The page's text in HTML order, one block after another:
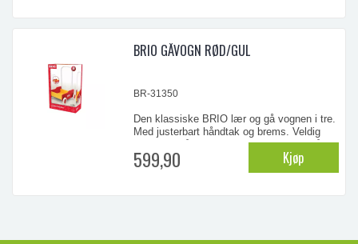
...
BRIO GÅVOGN RØD/GUL
BR-31350
Den klassiske BRIO lær og gå vognen i tre.
Med justerbart håndtak og brems. Veldig
praktisk til å frakte leker med for de små.
Str. 48x30x48 cm.
599,90 Kjøp